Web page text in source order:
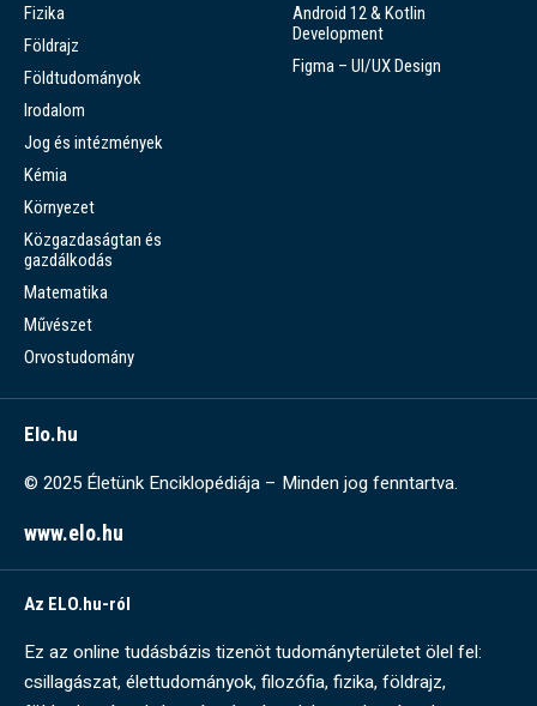
Fizika
Földrajz
Földtudományok
Irodalom
Jog és intézmények
Kémia
Környezet
Közgazdaságtan és
gazdálkodás
Matematika
Művészet
Orvostudomány
Android 12 & Kotlin
Development
Figma – UI/UX Design
Elo.hu
© 2025 Életünk Enciklopédiája – Minden jog fenntartva.
www.elo.hu
Az ELO.hu-ról
Ez az online tudásbázis tizenöt tudományterületet ölel fel:
csillagászat, élettudományok, filozófia, fizika, földrajz,